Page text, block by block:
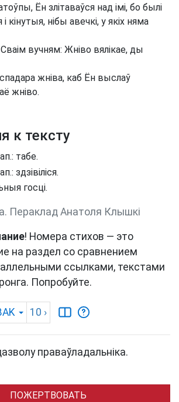
Ён злітаваўся над імі, бо былі
нібы авечкі, у якіх няма
вучням: Жніво вялікае, ды
жніва, каб Ён выслаў
жніво.
к тексту
табе.
здзівіліся.
госці.
Пераклад Анатоля Клышкi
! Номера стихов — это
на раздел со сравнением
ссылками, текстами
Попробуйте.
10 ›
праваўладальніка.
ПОЖЕРТВОВАТЬ